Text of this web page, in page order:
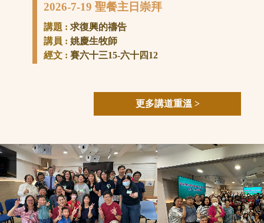
2026-7-19 聖餐主日崇拜
講題 :求復興的禱告
講員 :姚慶生牧師
經文 :賽六十三15-六十四12
更多講道重溫 >